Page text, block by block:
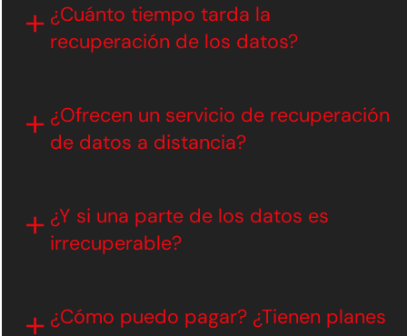
¿Cuánto tiempo tarda la
recuperación de los datos?
¿Ofrecen un servicio de recuperación
de datos a distancia?
¿Y si una parte de los datos es
irrecuperable?
¿Cómo puedo pagar? ¿Tienen planes